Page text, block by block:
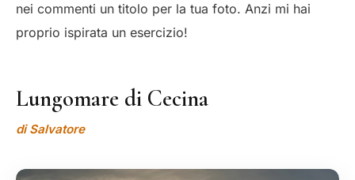
nei commenti un titolo per la tua foto. Anzi mi hai
proprio ispirata un esercizio!
Lungomare di Cecina
di Salvatore